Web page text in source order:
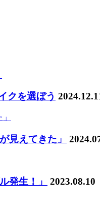
クを選ぼう
見えてきた」
発生！」 2023.08.10